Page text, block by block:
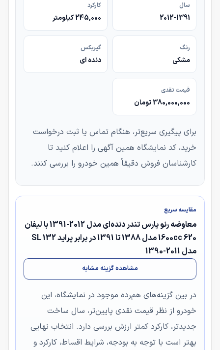
سال
2012-1391
کارکرد
245,000 کیلومتر
رنگ
مشکی
گیربکس
دنده ای
قیمت نقدی
380,000,000 تومان
برای پیگیری سریع‌تر، هنگام تماس یا ثبت درخواست
خرید، کد نمایشگاه همین آگهی را اعلام کنید تا
کارشناسان فروش دقیقاً همین خودرو را بررسی کنند.
مقایسه سریع
معاوضه رنو پارس تندر دنده‌ای مدل 2012-1391 با لیفان
620 1600cc مدل 1388 تا 1391 در برابر پراید 132 SL
مدل 2011-1390
مشاهده گزینه مشابه
در بین گزینه‌های هم‌رده موجود در نمایشگاه، این
خودرو از نظر قیمت نقدی پایین‌تر، سال ساخت
جدیدتر، کارکرد کمتر ارزش بررسی دارد. انتخاب نهایی
بهتر است با توجه به بودجه، شرایط اقساط، کارکرد و